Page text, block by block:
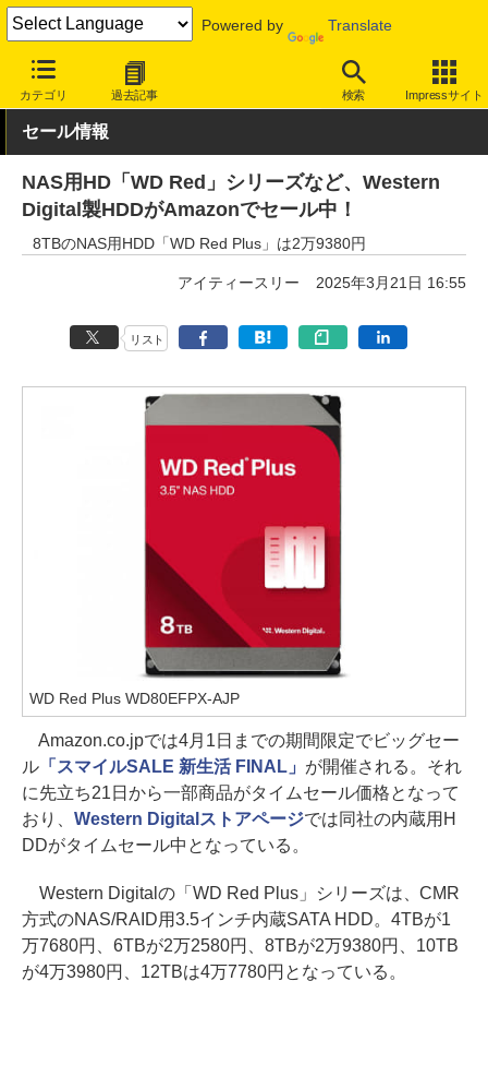
Powered by Translate
カテゴリ 過去記事 検索 Impressサイト
INTERNET Watch セール情報
セール情報
NAS用HD「WD Red」シリーズなど、Western
Digital製HDDがAmazonでセール中！
8TBのNAS用HDD「WD Red Plus」は2万9380円
アイティースリー 2025年3月21日 16:55
リスト
WD Red Plus WD80EFPX-AJP
Amazon.co.jpでは4月1日までの期間限定でビッグセー
ル 「スマイルSALE 新生活 FINAL」 が開催される。それ
に先立ち21日から一部商品がタイムセール価格となって
おり、 Western Digitalストアページでは同社の内蔵用H
DDがタイムセール中となっている。
Western Digitalの「WD Red Plus」シリーズは、CMR
方式のNAS/RAID用3.5インチ内蔵SATA HDD。4TBが1
万7680円、6TBが2万2580円、8TBが2万9380円、10TB
が4万3980円、12TBは4万7780円となっている。